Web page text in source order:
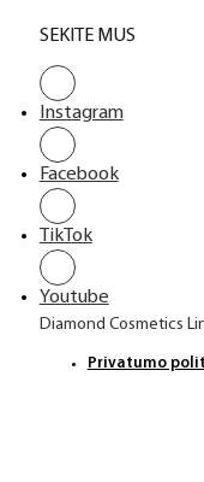
SEKITE MUS
Instagram
Facebook
TikTok
Youtube
Diamond Cosmetics
Privatumo